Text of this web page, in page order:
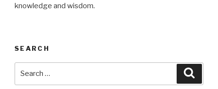
knowledge and wisdom.
SEARCH